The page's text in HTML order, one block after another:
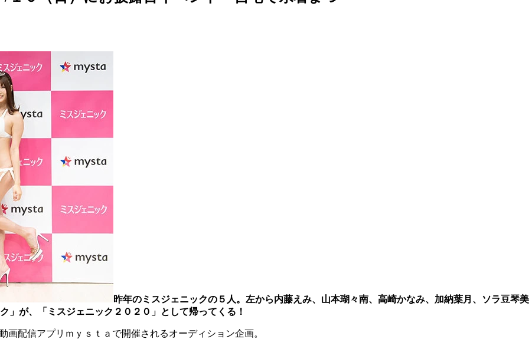
昨年のミスジェニックの５人。左から内藤えみ、山本瑚々南、高崎かなみ、加納葉月、ソラ豆琴美
」が、「ミスジェニック２０２０」として帰ってくる！
配信アプリｍｙｓｔａで開催されるオーディション企画。